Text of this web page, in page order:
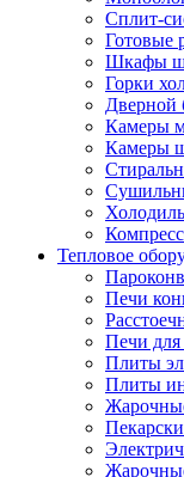
Сплит-
Готовые
Шкафы
Горки
Дверной
Камеры
Камеры
Тепловое
Печи
Печи
Плиты
Плиты